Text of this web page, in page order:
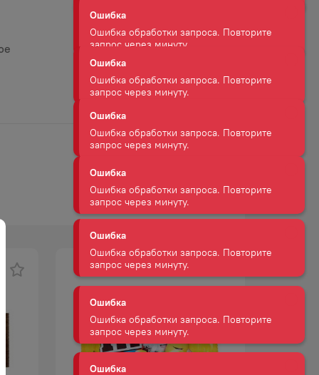
Ошибка обработки запроса. Повторите
запрос через минуту.
Ошибка
Ошибка обработки запроса. Повторите
Ошибка
Ошибка обработки запроса. Повторите
запрос через минуту.
Ошибка
Ошибка обработки запроса. Повторите
запрос через минуту.
Ошибка обработки запроса. Повторите
запрос через минуту.
Ошибка
Ошибка обработки запроса. Повторите
Ошибка
Ошибка обработки запроса. Повторите
запрос через минуту.
Ошибка
Ошибка обработки запроса. Повторите
запрос через минуту.